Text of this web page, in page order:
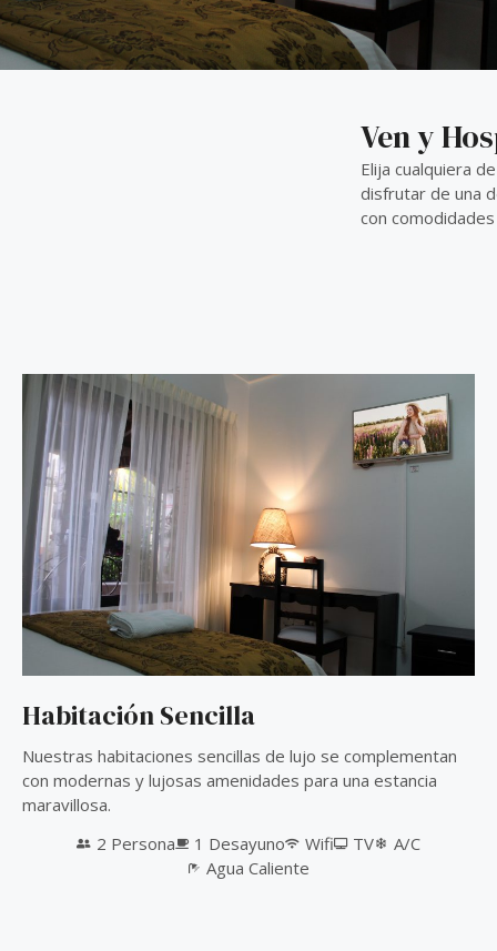
Ven y
Elija cualquiera
disfrutar de una
con
Habitación Sencilla
Nuestras habitaciones sencillas de lujo se complementan
con modernas y lujosas amenidades para una estancia
maravillosa.
2 Persona
1 Desayuno Wifi TV
A/C
Agua Caliente